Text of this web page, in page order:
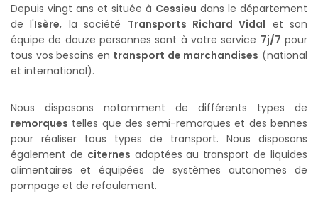
Depuis vingt ans et située à Cessieu dans le département
de l'Isère, la société Transports Richard Vidal et son
équipe de douze personnes sont à votre service 7j/7 pour
tous vos besoins en transport de marchandises (national
et international).
Nous disposons notamment de différents types de
remorques telles que des semi-remorques et des bennes
pour réaliser tous types de transport. Nous disposons
également de citernes adaptées au transport de liquides
alimentaires et équipées de systèmes autonomes de
pompage et de refoulement.